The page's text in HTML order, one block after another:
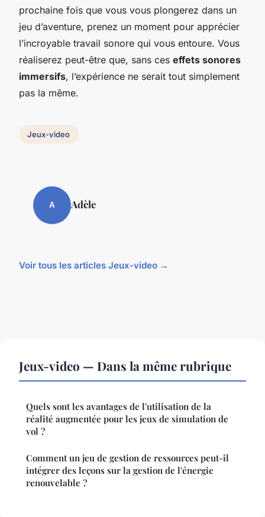
prochaine fois que vous vous plongerez dans un
jeu d’aventure, prenez un moment pour apprécier
l’incroyable travail sonore qui vous entoure. Vous
réaliserez peut-être que, sans ces effets sonores
immersifs, l’expérience ne serait tout simplement
pas la même.
Jeux-video
A Adèle
Voir tous les articles Jeux-video →
Jeux-video — Dans la même rubrique
Quels sont les avantages de l'utilisation de la
réalité augmentée pour les jeux de simulation de
vol ?
Comment un jeu de gestion de ressources peut-il
intégrer des leçons sur la gestion de l'énergie
renouvelable ?